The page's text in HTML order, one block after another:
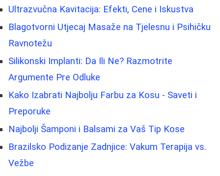
Ultrazvučna Kavitacija: Efekti, Cene i Iskustva
Blagotvorni Utjecaj Masaže na Tjelesnu i Psihičku
Ravnotežu
Silikonski Implanti: Da Ili Ne? Razmotrite
Argumente Pre Odluke
Kako Izabrati Najbolju Farbu za Kosu - Saveti i
Preporuke
Najbolji Šamponi i Balsami za Vaš Tip Kose
Brazilsko Podizanje Zadnjice: Vakum Terapija vs.
Vežbe